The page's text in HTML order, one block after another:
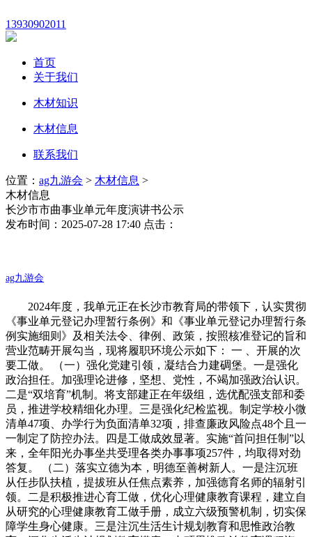
13930902011
首页
关于我们
木材知识
木材信息
联系我们
位置： ag九游会 > 木材信息 >
木材信息
长沙市市曲事业单元年度演讲书公示
发布时间：2025-07-28 17:40 点击：
ag九游会
2024年度，我单元正在长沙市教育局的带领下，认实贯彻
《事业单元登记办理暂行条例》和《事业单元登记办理暂行条
例实施细则》及相关法令、律例、政策，按照核准登记的旨和
营业范畴开展勾当，现将履职环境公示如下： 一 、开展的次
要工做。 （一）强化党建引领，凝结合力建碉堡。一是强化
政治担任。加强理论进修，坚想、党性，不竭加强政治认识。
二是“双培育”机制。将支部建正在年级组，选优配强支部和委
员，推进学校精细化办理。三是强化纪检监视。制定学校小微
清单47项、办学行为负面清单32项，排查廉政风险点48个且一
一制定了防控办法。四是工做成效显著。实施“首问担任制”以
来，全年阳光办事坐共受理各类办事事项257件，均取得对劲
答复。 （二）落实立德为本，明德至善树新人。一是注沉班
从任步队扶植，提拔班从任焦点素养，加强德育名师的辐射引
领。二是积极推进心育工做，优化心理健康教育课程，建立自
从研究的心理健康教育工做手册，成立六级预警机制，切实保
障学生身心健康。三是注沉生活生计规划教育和思惟政治教